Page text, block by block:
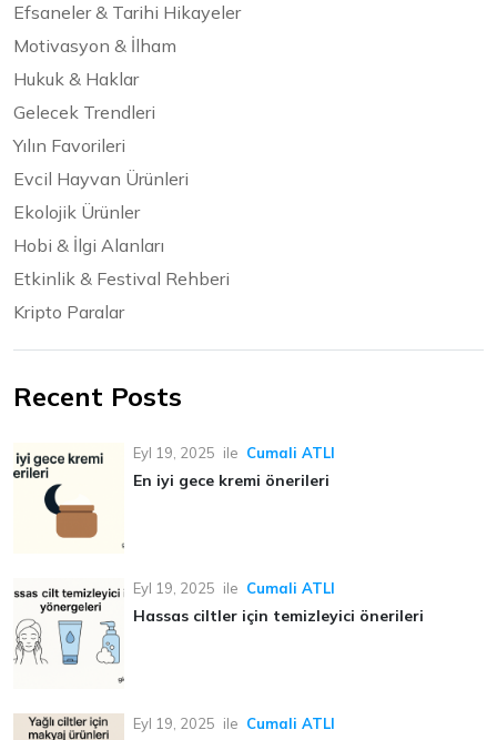
Efsaneler & Tarihi Hikayeler
Motivasyon & İlham
Hukuk & Haklar
Gelecek Trendleri
Yılın Favorileri
Evcil Hayvan Ürünleri
Ekolojik Ürünler
Hobi & İlgi Alanları
Etkinlik & Festival Rehberi
Kripto Paralar
Recent Posts
Eyl 19, 2025 ile Cumali ATLI
En iyi gece kremi önerileri
Eyl 19, 2025 ile Cumali ATLI
Hassas ciltler için temizleyici önerileri
Eyl 19, 2025 ile Cumali ATLI